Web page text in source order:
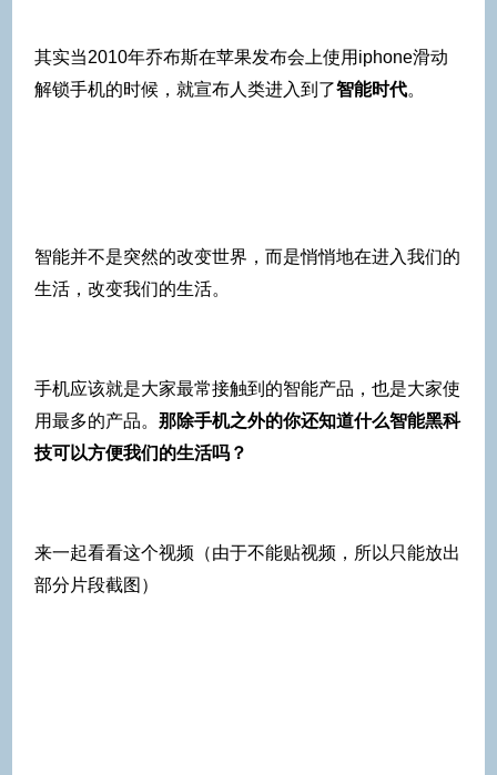
其实当2010年乔布斯在苹果发布会上使用iphone滑动
解锁手机的时候，就宣布人类进入到了智能时代。
智能并不是突然的改变世界，而是悄悄地在进入我们的
生活，改变我们的生活。
手机应该就是大家最常接触到的智能产品，也是大家使
用最多的产品。 那除手机之外的你还知道什么智能黑科
技可以方便我们的生活吗？
来一起看看这个视频（由于不能贴视频，所以只能放出
部分片段截图）